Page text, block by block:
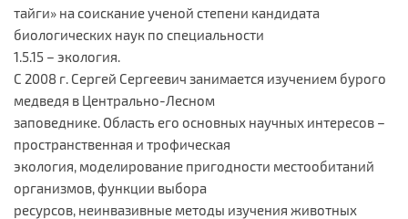
тайги» на соискание ученой степени кандидата
биологических наук по специальности
1.5.15 – экология.
С 2008 г. Сергей Сергеевич занимается изучением бурого
медведя в Центрально-Лесном
заповеднике. Область его основных научных интересов –
пространственная и трофическая
экология, моделирование пригодности местообитаний
организмов, функции выбора
ресурсов, неинвазивные методы изучения животных